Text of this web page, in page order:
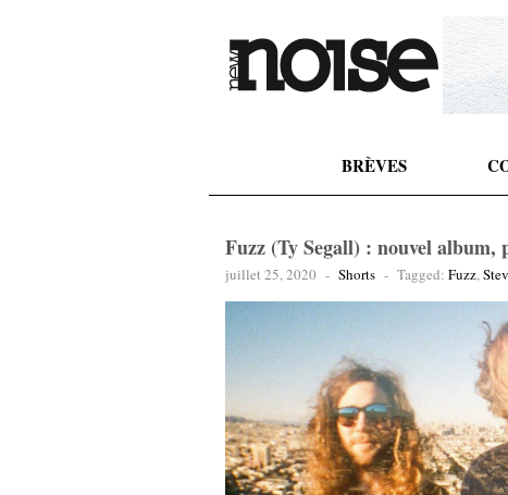
BRÈVES
Fuzz (Ty Segall) : nouvel album,
juillet 25, 2020 - Shorts - Tagged: Fuzz,